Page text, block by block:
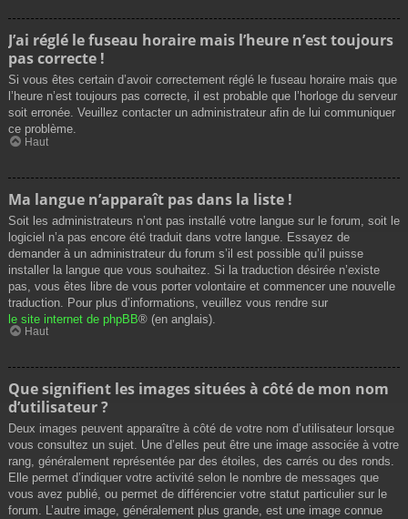
J’ai réglé le fuseau horaire mais l’heure n’est toujours
pas correcte !
Si vous êtes certain d’avoir correctement réglé le fuseau horaire mais que
l’heure n’est toujours pas correcte, il est probable que l’horloge du serveur
soit erronée. Veuillez contacter un administrateur afin de lui communiquer
ce problème.
Haut
Ma langue n’apparaît pas dans la liste !
Soit les administrateurs n’ont pas installé votre langue sur le forum, soit le
logiciel n’a pas encore été traduit dans votre langue. Essayez de
demander à un administrateur du forum s’il est possible qu’il puisse
installer la langue que vous souhaitez. Si la traduction désirée n’existe
pas, vous êtes libre de vous porter volontaire et commencer une nouvelle
traduction. Pour plus d’informations, veuillez vous rendre sur
le site internet de phpBB® (en anglais).
Haut
Que signifient les images situées à côté de mon nom
d’utilisateur ?
Deux images peuvent apparaître à côté de votre nom d’utilisateur lorsque
vous consultez un sujet. Une d’elles peut être une image associée à votre
rang, généralement représentée par des étoiles, des carrés ou des ronds.
Elle permet d’indiquer votre activité selon le nombre de messages que
vous avez publié, ou permet de différencier votre statut particulier sur le
forum. L’autre image, généralement plus grande, est une image connue